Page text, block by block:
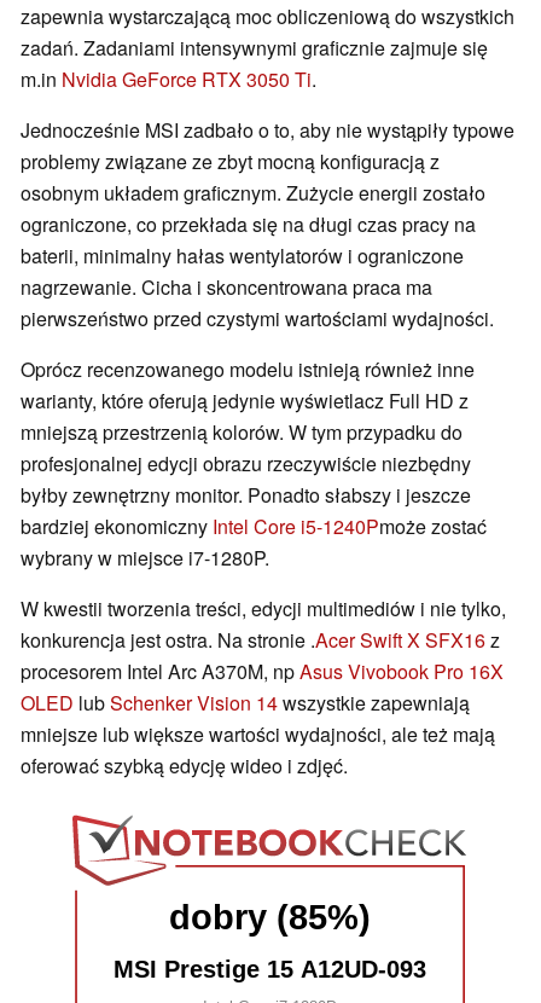
zapewnia wystarczającą moc obliczeniową do wszystkich
zadań. Zadaniami intensywnymi graficznie zajmuje się
m.in Nvidia GeForce RTX 3050 Ti.
Jednocześnie MSI zadbało o to, aby nie wystąpiły typowe
problemy związane ze zbyt mocną konfiguracją z
osobnym układem graficznym. Zużycie energii zostało
ograniczone, co przekłada się na długi czas pracy na
baterii, minimalny hałas wentylatorów i ograniczone
nagrzewanie. Cicha i skoncentrowana praca ma
pierwszeństwo przed czystymi wartościami wydajności.
Oprócz recenzowanego modelu istnieją również inne
warianty, które oferują jedynie wyświetlacz Full HD z
mniejszą przestrzenią kolorów. W tym przypadku do
profesjonalnej edycji obrazu rzeczywiście niezbędny
byłby zewnętrzny monitor. Ponadto słabszy i jeszcze
bardziej ekonomiczny Intel Core i5-1240Pmoże zostać
wybrany w miejsce i7-1280P.
W kwestii tworzenia treści, edycji multimediów i nie tylko,
konkurencja jest ostra. Na stronie .Acer Swift X SFX16z
procesorem Intel Arc A370M, npAsus Vivobook Pro 16X
OLED lubSchenker Vision 14wszystkie zapewniają
mniejsze lub większe wartości wydajności, ale też mają
oferować szybką edycję wideo i zdjęć.
dobry (85%)
MSI Prestige 15 A12UD-093